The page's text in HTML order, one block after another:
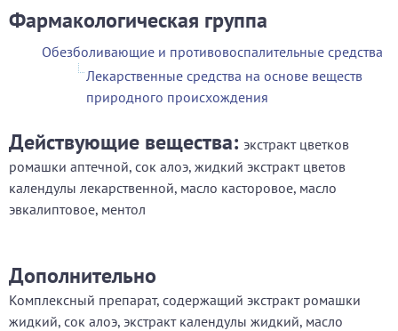
Фармакологическая группа
Обезболивающие и противовоспалительные средства
Лекарственные средства на основе веществ
природного происхождения
Действующие вещества: экстракт цветков
ромашки аптечной, сок алоэ, жидкий экстракт цветов
календулы лекарственной, масло касторовое, масло
эвкалиптовое, ментол
Дополнительно
Комплексный препарат, содержащий экстракт ромашки
жидкий, сок алоэ, экстракт календулы жидкий, масло